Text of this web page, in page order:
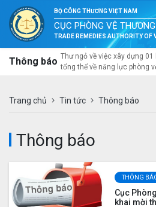
BỘ CÔNG THƯƠNG VIỆT NAM
CỤC PHÒNG VỆ
TRADE REMEDIES AUTHORITY OF
Thông báo
lấy ý kiến
Phiên
Đà Nẵng”
Thư ngỏ về việc xây dựng
tổng thể về năng lực phòng
Trang chủ Tin tức Thông báo
Thông báo
THÔNG
Cục
khai mời